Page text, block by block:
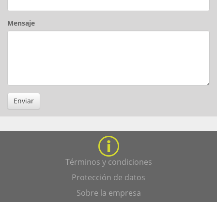
Mensaje
Enviar
Términos y condiciones
Protección de datos
Sobre la empresa